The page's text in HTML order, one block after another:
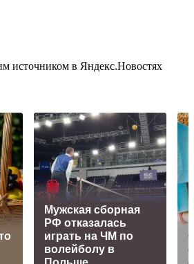
источником в Яндекс.Новостях
Мужская сборная
РФ отказалась
играть на ЧМ по
волейболу в